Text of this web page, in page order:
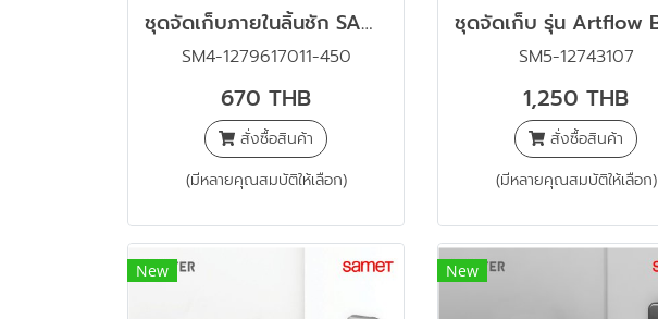
ชุดจัดเก็บภายในลิ้นชัก SAMET (สำหรับ FlowBox ที่ใช้ราวข้าง Gallery)
SM4-1279617011-450
670 THB
สั่งซื้อสินค้า
(มีหลายคุณสมบัติให้เลือก)
SM5-12743107
1,250 THB
สั่งซื้อสินค้า
(มีหลายคุณสมบัติให้เลือก)
New New